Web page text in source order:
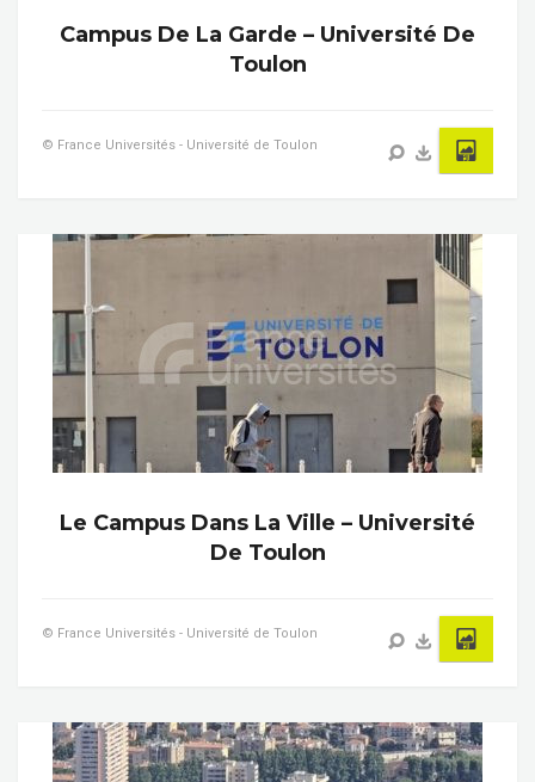
Campus De La Garde – Université De
Toulon
© France Universités - Université de Toulon
Le Campus Dans La Ville – Université
De Toulon
© France Universités - Université de Toulon